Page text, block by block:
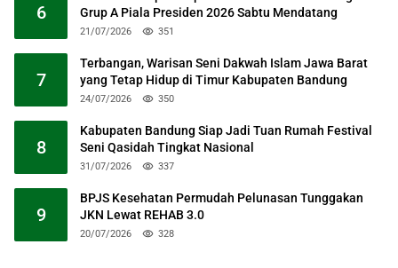
6
Grup A Piala Presiden 2026 Sabtu Mendatang
21/07/2026 351
7
Terbangan, Warisan Seni Dakwah Islam Jawa Barat
yang Tetap Hidup di Timur Kabupaten Bandung
24/07/2026 350
8
Kabupaten Bandung Siap Jadi Tuan Rumah Festival
Seni Qasidah Tingkat Nasional
31/07/2026 337
9
BPJS Kesehatan Permudah Pelunasan Tunggakan
JKN Lewat REHAB 3.0
20/07/2026 328